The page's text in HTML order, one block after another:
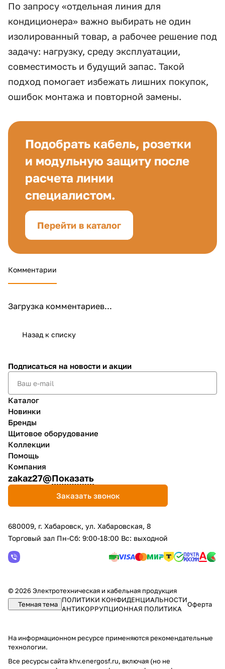
По запросу «отдельная линия для
кондиционера» важно выбирать не один
изолированный товар, а рабочее решение под
задачу: нагрузку, среду эксплуатации,
совместимость и будущий запас. Такой
подход помогает избежать лишних покупок,
ошибок монтажа и повторной замены.
Подобрать кабель, розетки
и модульную защиту после
расчета линии
специалистом.
Перейти в каталог
Комментарии
Загрузка комментариев...
Назад к списку
Подписаться на новости и акции
Каталог
Новинки
Бренды
Щитовое оборудование
Коллекции
Помощь
Компания
zakaz27@Показать
Заказать звонок
680009, г. Хабаровск, ул. Хабаровская, 8
Торговый зал Пн-Сб: 9:00-18:00 Вс: выходной
© 2026 Электротехническая и кабельная продукция
Темная тема
ПОЛИТИКИ КОНФИДЕНЦИАЛЬНОСТИ
АНТИКОРРУПЦИОННАЯ ПОЛИТИКА
Оферта
На информационном ресурсе применяются рекомендательные
технологии.
Все ресурсы сайта khv.energosf.ru, включая (но не